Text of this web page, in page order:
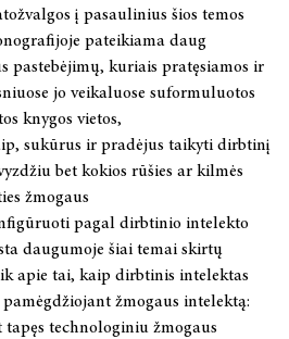
į pasaulinius šios temos
pateikiama daug
pastebėjimų, kuriais pratęsiamos ir
jo veikaluose suformuluotos
knygos vietos,
sukūrus ir pradėjus taikyti dirbtinį
bet kokios rūšies ar kilmės
žmogaus
pagal dirbtinio intelekto
daugumoje šiai temai skirtų
apie tai, kaip dirbtinis intelektas
pamėgdžiojant žmogaus intelektą:
technologiniu žmogaus